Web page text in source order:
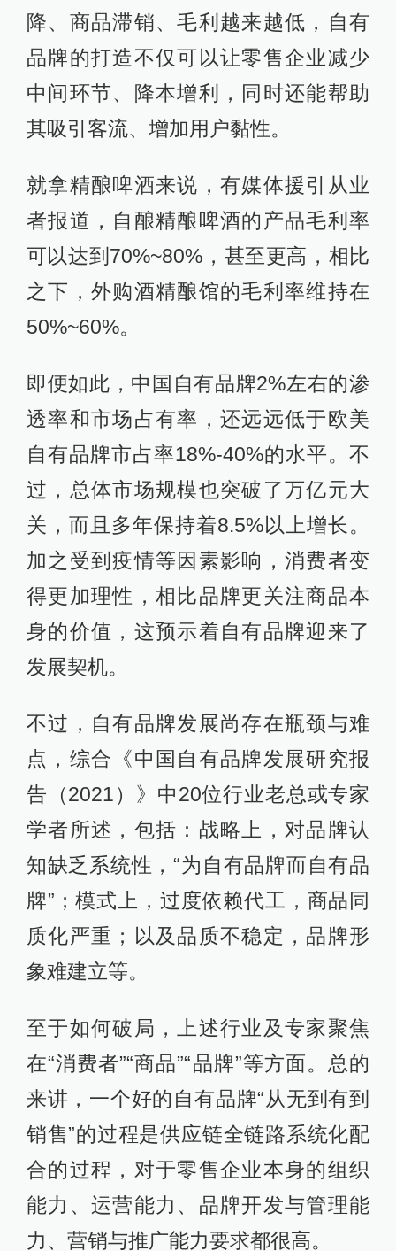
降、商品滞销、毛利越来越低，自有
品牌的打造不仅可以让零售企业减少
中间环节、降本增利，同时还能帮助
其吸引客流、增加用户黏性。
就拿精酿啤酒来说，有媒体援引从业
者报道，自酿精酿啤酒的产品毛利率
可以达到70%~80%，甚至更高，相比
之下，外购酒精酿馆的毛利率维持在
50%~60%。
即便如此，中国自有品牌2%左右的渗
透率和市场占有率，还远远低于欧美
自有品牌市占率18%-40%的水平。不
过，总体市场规模也突破了万亿元大
关，而且多年保持着8.5%以上增长。
加之受到疫情等因素影响，消费者变
得更加理性，相比品牌更关注商品本
身的价值，这预示着自有品牌迎来了
发展契机。
不过，自有品牌发展尚存在瓶颈与难
点，综合《中国自有品牌发展研究报
告（2021）》中20位行业老总或专家
学者所述，包括：战略上，对品牌认
知缺乏系统性，“为自有品牌而自有品
牌”；模式上，过度依赖代工，商品同
质化严重；以及品质不稳定，品牌形
象难建立等。
至于如何破局，上述行业及专家聚焦
在“消费者”“商品”“品牌”等方面。总的
来讲，一个好的自有品牌“从无到有到
销售”的过程是供应链全链路系统化配
合的过程，对于零售企业本身的组织
能力、运营能力、品牌开发与管理能
力、营销与推广能力要求都很高。